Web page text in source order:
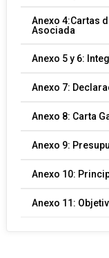
Anexo 4:Cartas
Asociada
Anexo 5 y 6:
Anexo 7:
Anexo 8: Carta
Anexo 9:
Anexo 10:
Anexo 11: